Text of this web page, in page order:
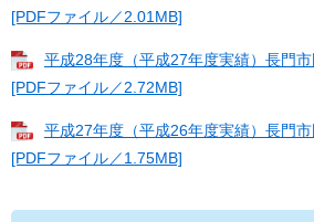
[PDFファイル／2.01MB]
平成28年度（平成27年度実績）長門
[PDFファイル／2.72MB]
平成27年度（平成26年度実績）長門
[PDFファイル／1.75MB]